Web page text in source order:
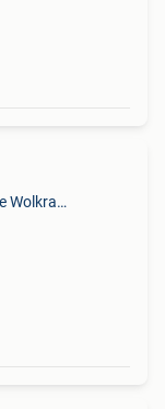
Arlon + Partie De Wolkrange